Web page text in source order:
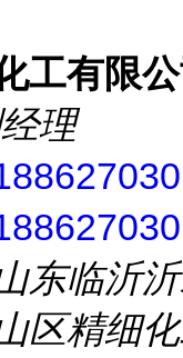
工有限公
理
东临沂
区精细